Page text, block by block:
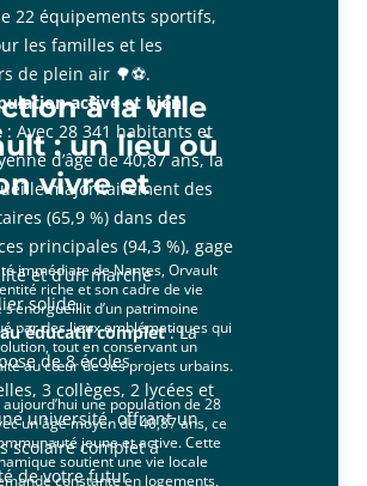
22 équipements sportifs,
les familles et les
de plein air 🌳⚽.
active et bien
: Avec 28 341 habitants et
d’âge de 40,87 ans, la
majoritairement des
(65,9 %) dans des
principales (94,3 %), gage
et d’un marché
solide.
éducatif complet: La
de 8 écoles
3 collèges, 2 lycées et
université, offrant un
scolaire complet à
de votre futur
à la ville
: un lieu où
vivre et
immédiate de Nantes, Orvault
riche et son cadre de vie
d’un patrimoine
par des lieux emblématiques qui
tout en conservant un
au cœur de ses projets urbains.
une population de 28
un âge moyen de 40,87 ans, ce
jeune et active. Cette
soutient une vie locale
constante en logements,